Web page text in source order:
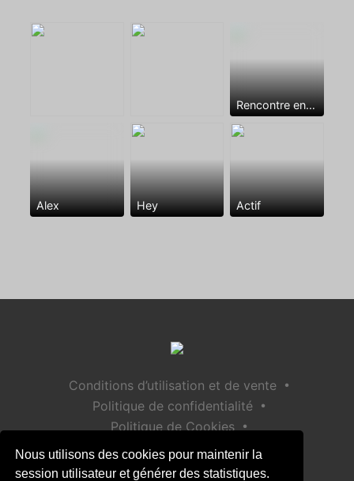
Nous utilisons des cookies pour maintenir la
session utilisateur et générer des statistiques.
Rencontre entre mecs
Alex Hey Actif
Conditions d’utilisation et de vente •
Politique de confidentialité •
Politique de Cookies •
Politique de sécurité des enfants
Aide / Contact